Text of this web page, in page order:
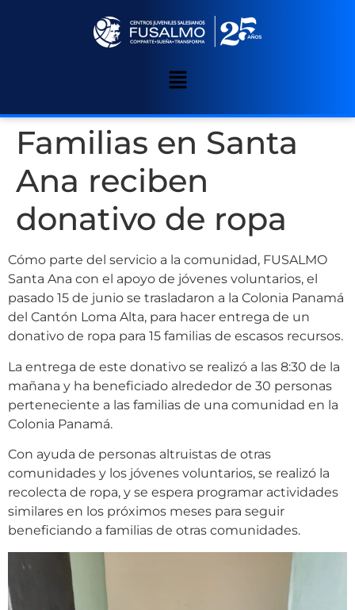
Familias en Santa
Ana reciben
donativo de ropa
Cómo parte del servicio a la comunidad, FUSALMO
Santa Ana con el apoyo de jóvenes voluntarios, el
pasado 15 de junio se trasladaron a la Colonia Panamá
del Cantón Loma Alta, para hacer entrega de un
donativo de ropa para 15 familias de escasos recursos.
La entrega de este donativo se realizó a las 8:30 de la
mañana y ha beneficiado alrededor de 30 personas
perteneciente a las familias de una comunidad en la
Colonia Panamá.
Con ayuda de personas altruistas de otras
comunidades y los jóvenes voluntarios, se realizó la
recolecta de ropa, y se espera programar actividades
similares en los próximos meses para seguir
beneficiando a familias de otras comunidades.